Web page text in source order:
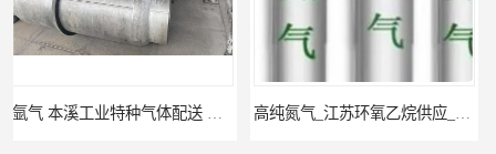
高纯氮气_江苏环氧乙烷供应_泳鑫气体 高纯氦气_盐城环氧乙烷配送_泳鑫气体